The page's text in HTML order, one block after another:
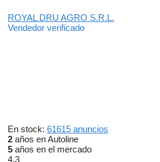
ROYAL DRU AGRO S.R.L.
Vendedor verificado
En stock: 61615 anuncios
2 años en Autoline
5 años en el mercado
4.3